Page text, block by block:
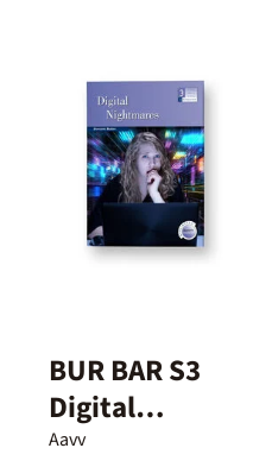
BUR BAR S3
Digital
Nightmares/2
Aavv